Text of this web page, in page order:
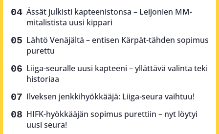
Ässät julkisti kapteenistonsa – Leijonien MM-
mitalistista uusi kippari
Lähtö Venäjältä – entisen Kärpät-tähden sopimus
purettu
Liiga-seuralle uusi kapteeni – yllättävä valinta teki
historiaa
Ilveksen jenkkihyökkääjä: Liiga-seura vaihtuu!
HIFK-hyökkääjän sopimus purettiin – nyt löytyi
uusi seura!